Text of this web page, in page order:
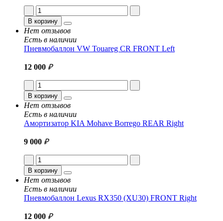
В корзину
Нет отзывов
Есть в наличии
Пневмобаллон VW Touareg CR FRONT Left
12 000 ₽
В корзину
Нет отзывов
Есть в наличии
Амортизатор KIA Mohave Borrego REAR Right
9 000 ₽
В корзину
Нет отзывов
Есть в наличии
Пневмобаллон Lexus RX350 (XU30) FRONT Right
12 000 ₽